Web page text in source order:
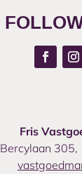
Fris
Bercylaan 305,